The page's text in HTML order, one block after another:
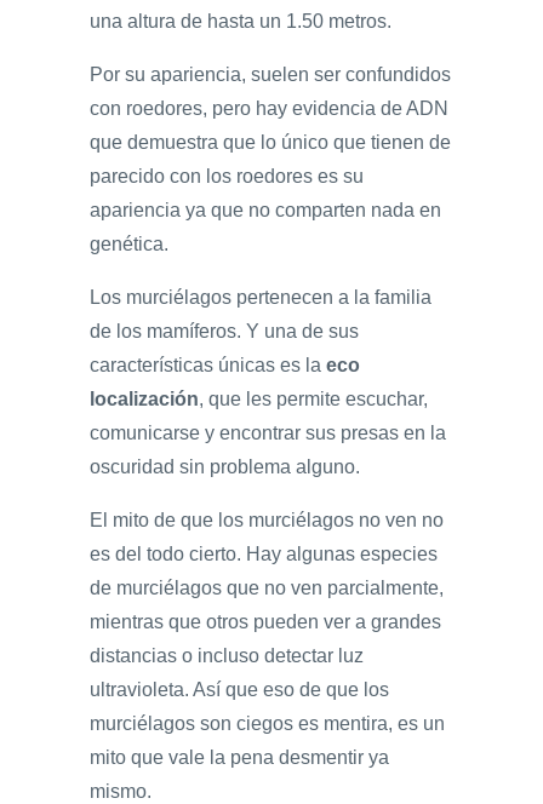
una altura de hasta un 1.50 metros.
Por su apariencia, suelen ser confundidos
con roedores, pero hay evidencia de ADN
que demuestra que lo único que tienen de
parecido con los roedores es su
apariencia ya que no comparten nada en
genética.
Los murciélagos pertenecen a la familia
de los mamíferos. Y una de sus
características únicas es la eco
localización, que les permite escuchar,
comunicarse y encontrar sus presas en la
oscuridad sin problema alguno.
El mito de que los murciélagos no ven no
es del todo cierto. Hay algunas especies
de murciélagos que no ven parcialmente,
mientras que otros pueden ver a grandes
distancias o incluso detectar luz
ultravioleta. Así que eso de que los
murciélagos son ciegos es mentira, es un
mito que vale la pena desmentir ya
mismo.